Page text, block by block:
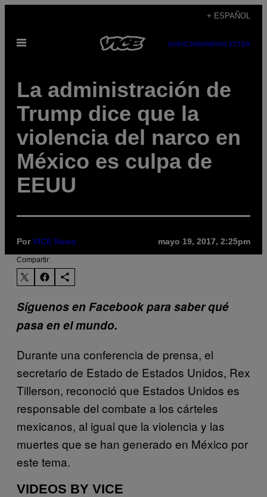
contenido
+ ESPAÑOL
Abrir
SUBSCRIBENEWSLETTER
La administración de
Trump dice que la
violencia del narco en
México es culpa de
EEUU
PorVICE News mayo 19, 2017, 2:25pm
Compartir:
Síguenos en Facebook para saber qué
pasa en el mundo.
Durante una conferencia de prensa, el
secretario de Estado de Estados Unidos, Rex
Tillerson, reconoció que Estados Unidos es
responsable del combate a los cárteles
mexicanos, al igual que la violencia y las
muertes que se han generado en México por
este tema.
VIDEOS BY VICE